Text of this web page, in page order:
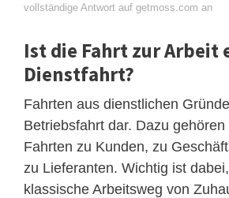
vollständige Antwort auf getmoss.com an
Ist die Fahrt zur Arbeit
Dienstfahrt?
Fahrten aus dienstlichen
Betriebsfahrt dar. Dazu
Fahrten zu Kunden, zu
zu Lieferanten. Wichtig ist
klassische Arbeitsweg von